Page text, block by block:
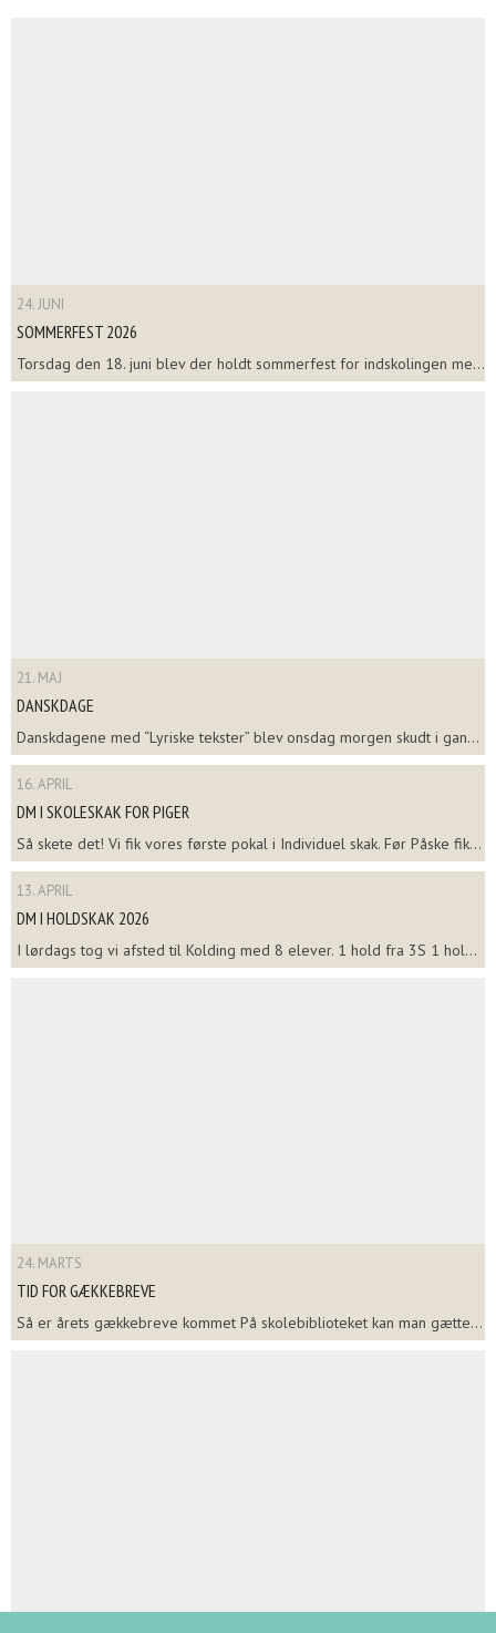
24. JUNI
SOMMERFEST 2026
Torsdag den 18. juni blev der holdt sommerfest for indskolingen me...
21. MAJ
DANSKDAGE
Danskdagene med “Lyriske tekster” blev onsdag morgen skudt i gan...
16. APRIL
DM I SKOLESKAK FOR PIGER
Så skete det! Vi fik vores første pokal i Individuel skak. Før Påske fik...
13. APRIL
DM I HOLDSKAK 2026
I lørdags tog vi afsted til Kolding med 8 elever. 1 hold fra 3S 1 hol...
24. MARTS
TID FOR GÆKKEBREVE
Så er årets gækkebreve kommet På skolebiblioteket kan man gætte...